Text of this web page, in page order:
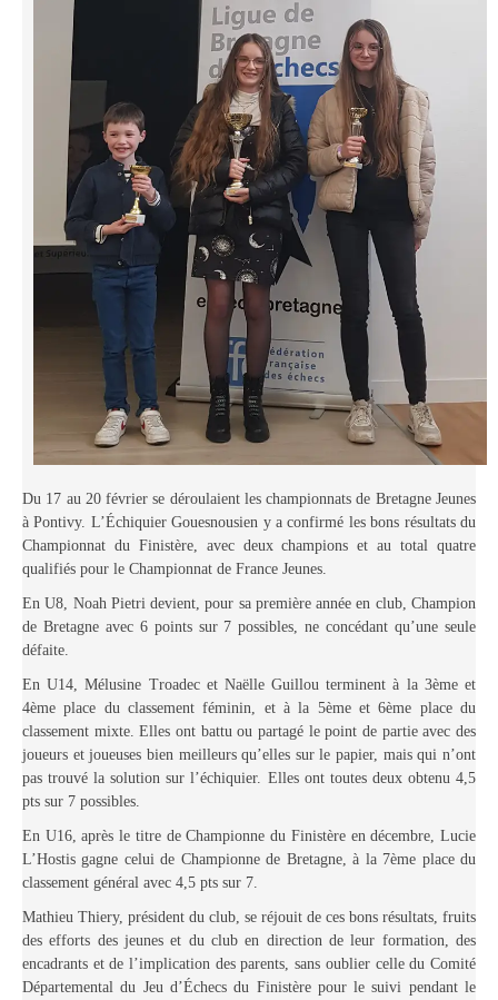
Saison 2010-2011
Saison 2009-2010
Saison 2008-2009
Les organisations
Les palmarès
L'Open de Noël
Les Rapides
Les tournois de saison
Le Challenge Blitz
Le Challenge 2014-2015
Le Challenge 2013-2014
Le Challenge 2012-2013
Le Challenge 2011-2012
Les tournois internes
Bretagne Jeunes 2012
Les compétitions
Les équipes Adultes
Les équipes Jeunes
Les championnats individuels
Les tournois
Les scolaires
Les stages
Les galeries
Les infos
Les annonces de tournois
Du 17 au 20 février se déroulaient les championnats de Bretagne Jeunes
à Pontivy. L’Échiquier Gouesnousien y a confirmé les bons résultats du
Championnat du Finistère, avec deux champions et au total quatre
qualifiés pour le Championnat de France Jeunes.
En U8, Noah Pietri devient, pour sa première année en club, Champion
de Bretagne avec 6 points sur 7 possibles, ne concédant qu’une seule
défaite.
En U14, Mélusine Troadec et Naëlle Guillou terminent à la 3ème et
4ème place du classement féminin, et à la 5ème et 6ème place du
classement mixte. Elles ont battu ou partagé le point de partie avec des
joueurs et joueuses bien meilleurs qu’elles sur le papier, mais qui n’ont
pas trouvé la solution sur l’échiquier. Elles ont toutes deux obtenu 4,5
pts sur 7 possibles.
En U16, après le titre de Championne du Finistère en décembre, Lucie
L’Hostis gagne celui de Championne de Bretagne, à la 7ème place du
classement général avec 4,5 pts sur 7.
Mathieu Thiery, président du club, se réjouit de ces bons résultats, fruits
des efforts des jeunes et du club en direction de leur formation, des
encadrants et de l’implication des parents, sans oublier celle du Comité
Départemental du Jeu d’Échecs du Finistère pour le suivi pendant le